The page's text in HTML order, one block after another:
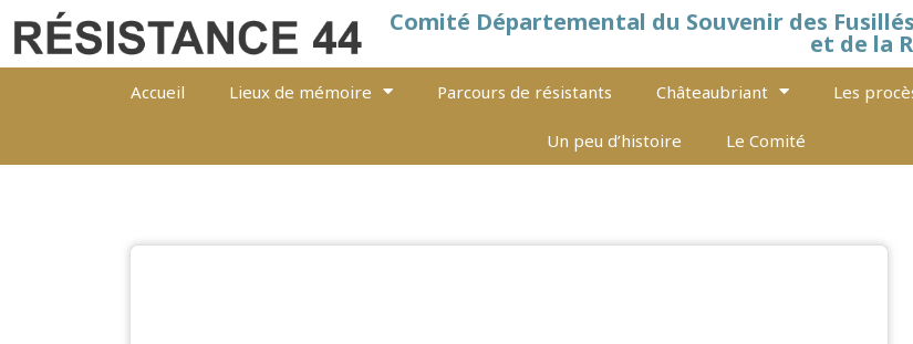
Comité Départemental du Souvenir des
et de la
Accueil Lieux de mémoire Parcours de résistants Châteaubriant Les
Un peu d’histoire Le Comité